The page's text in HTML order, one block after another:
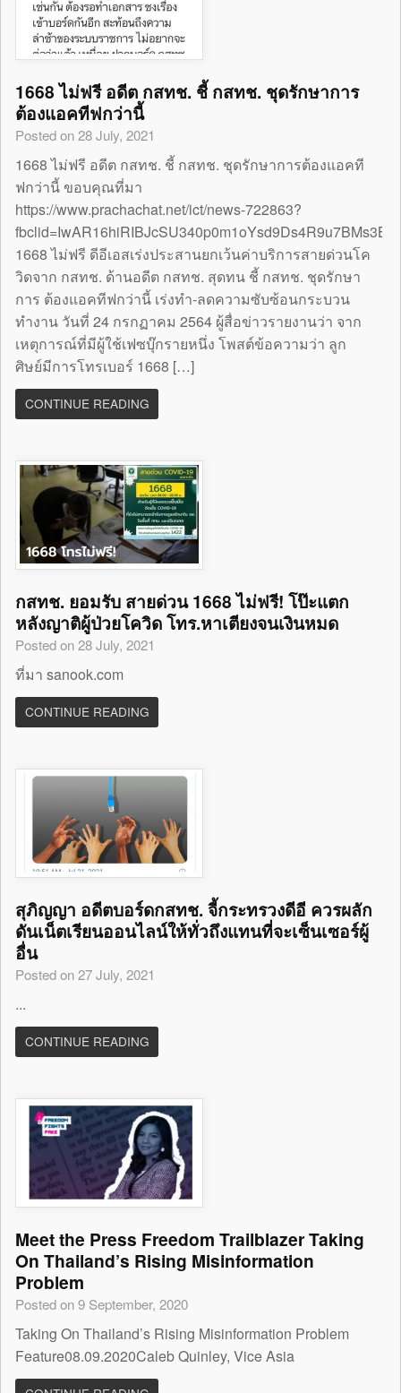
1668 ไม่ฟรี อดีต กสทช. ชี้ กสทช. ชุดรักษาการ
ต้องแอคทีฟกว่านี้
Posted on 28 July, 2021
1668 ไม่ฟรี อดีต กสทช. ชี้ กสทช. ชุดรักษาการต้องแอคที
ฟกว่านี้ ขอบคุณที่มา
https://www.prachachat.net/ict/news-722863?
1668 ไม่ฟรี ดีอีเอสเร่งประสานยกเว้นค่าบริการสายด่วนโค
วิดจาก กสทช. ด้านอดีต กสทช. สุดทน ชี้ กสทช. ชุดรักษา
การ ต้องแอคทีฟกว่านี้ เร่งทำ-ลดความซับซ้อนกระบวน
ทำงาน วันที่ 24 กรกฏาคม 2564 ผู้สื่อข่าวรายงานว่า จาก
เหตุการณ์ที่มีผู้ใช้เฟซบุ๊กรายหนึ่ง โพสต์ข้อความว่า ลูก
ศิษย์มีการโทรเบอร์ 1668 […]
CONTINUE READING
กสทช. ยอมรับ สายด่วน 1668 ไม่ฟรี! โป๊ะแตก
หลังญาติผู้ป่วยโควิด โทร.หาเตียงจนเงินหมด
Posted on 28 July, 2021
ที่มา sanook.com
CONTINUE READING
สุภิญญา อดีตบอร์ดกสทช. จี้กระทรวงดีอี ควรผลัก
ดันเน็ตเรียนออนไลน์ให้ทั่วถึงแทนที่จะเซ็นเซอร์ผู้
อื่น
Posted on 27 July, 2021
...
CONTINUE READING
Meet the Press Freedom Trailblazer Taking
On Thailand’s Rising Misinformation
Problem
Posted on 9 September, 2020
Taking On Thailand’s Rising Misinformation Problem
Feature08.09.2020Caleb Quinley, Vice Asia